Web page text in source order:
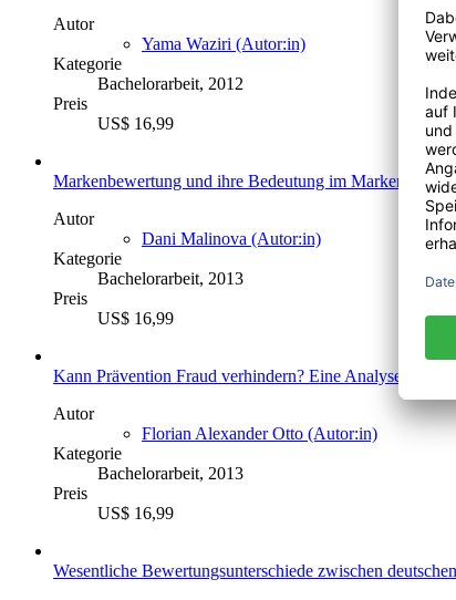
Autor
Yama Waziri (Autor:in)
Kategorie
Bachelorarbeit, 2012
Preis
US$ 16,99
Markenbewertung und ihre Bedeutung im Markenrecht
Autor
Dani Malinova (Autor:in)
Kategorie
Bachelorarbeit, 2013
Preis
US$ 16,99
Kann Prävention Fraud verhindern? Eine Analyse der
Autor
Florian Alexander Otto (Autor:in)
Kategorie
Bachelorarbeit, 2013
Preis
US$ 16,99
Wesentliche Bewertungsunterschiede zwischen